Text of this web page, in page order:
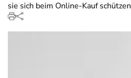
sie sich beim Online-Kauf